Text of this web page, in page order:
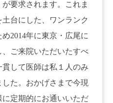
要求されます。これま
台にした、ワンランク
2014年に東京・広尾に
ご来院いただいたすべ
して医師は私１人のみ
た。おかげさまで今現
に定期的にお通いいただ